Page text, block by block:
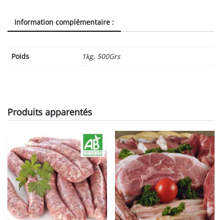
soir!!)
quantity
Information complémentaire :
Poids 1kg, 500Grs
Produits apparentés